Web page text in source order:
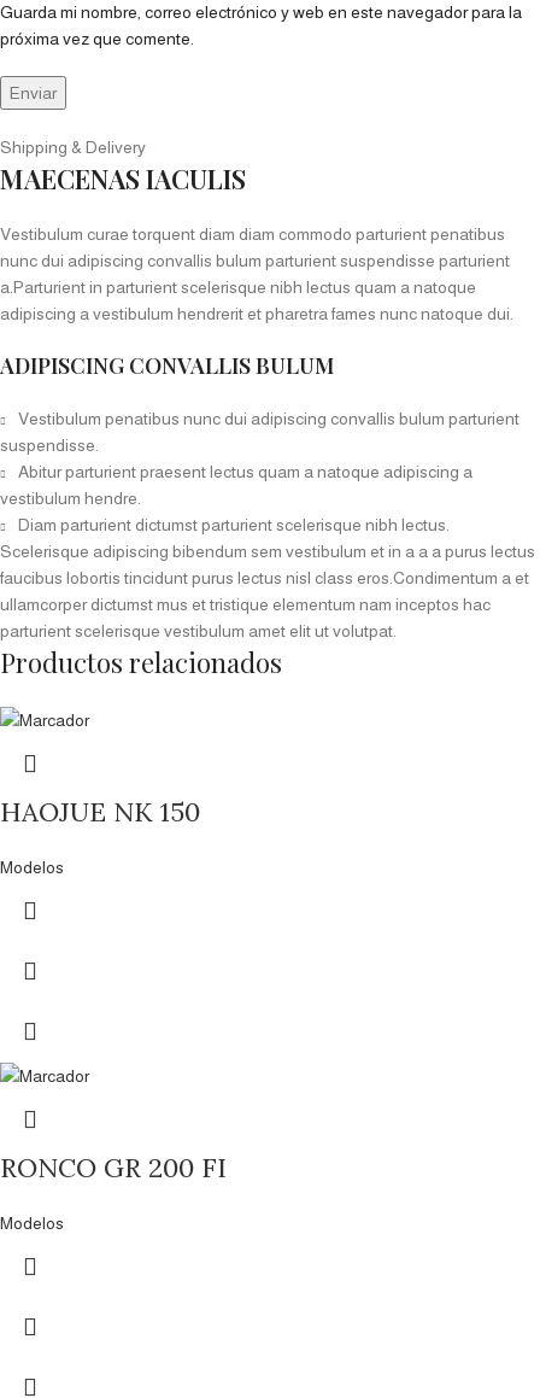
Guarda mi nombre, correo electrónico y web en este navegador para la
próxima vez que comente.
Shipping & Delivery
MAECENAS IACULIS
Vestibulum curae torquent diam diam commodo parturient penatibus
nunc dui adipiscing convallis bulum parturient suspendisse parturient
a.Parturient in parturient scelerisque nibh lectus quam a natoque
adipiscing a vestibulum hendrerit et pharetra fames nunc natoque dui.
ADIPISCING CONVALLIS BULUM
Vestibulum penatibus nunc dui adipiscing convallis bulum parturient
suspendisse.
Abitur parturient praesent lectus quam a natoque adipiscing a
vestibulum hendre.
Diam parturient dictumst parturient scelerisque nibh lectus.
Scelerisque adipiscing bibendum sem vestibulum et in a a a purus lectus
faucibus lobortis tincidunt purus lectus nisl class eros.Condimentum a et
ullamcorper dictumst mus et tristique elementum nam inceptos hac
parturient scelerisque vestibulum amet elit ut volutpat.
Productos relacionados
HAOJUE NK 150
Modelos
RONCO GR 200 FI
Modelos